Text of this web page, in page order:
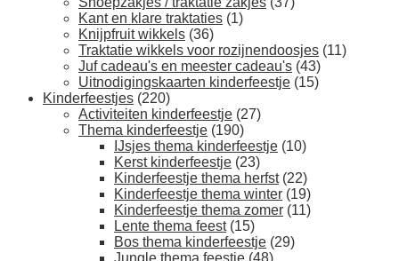
Kant en klare traktaties (1)
Knijpfruit wikkels (36)
Traktatie wikkels voor rozijnendoosjes (11)
Juf cadeau's en meester cadeau's (43)
Uitnodigingskaarten kinderfeestje (15)
Kinderfeestjes (220)
Activiteiten kinderfeestje (27)
Thema kinderfeestje (190)
IJsjes thema kinderfeestje (10)
Kerst kinderfeestje (23)
Kinderfeestje thema herfst (22)
Kinderfeestje thema winter (19)
Kinderfeestje thema zomer (11)
Lente thema feest (15)
Bos thema kinderfeestje (29)
Jungle thema feestje (48)